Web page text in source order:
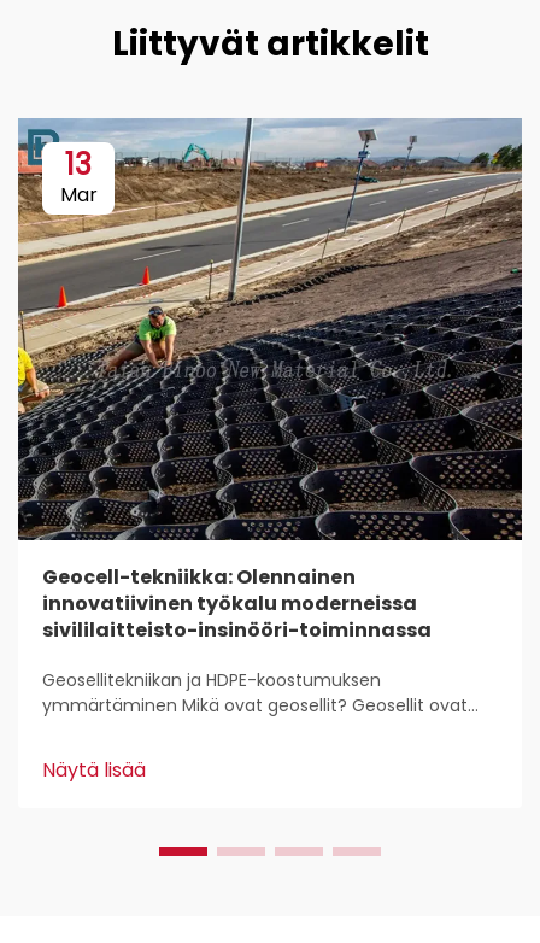
Liittyvät artikkelit
13
Mar
Geocell-tekniikka: Olennainen
innovatiivinen työkalu moderneissa
sivililaitteisto-insinööri-toiminnassa
Geosellitekniikan ja HDPE-koostumuksen
ymmärtäminen Mikä ovat geosellit? Geosellit ovat
stabilointiin ja vahvistamiseen rakennustyössä.
Kansalaisinsinöörit pitävät niistä, koska ne...
Näytä lisää